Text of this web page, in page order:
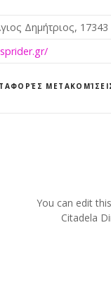
Δημήτριος, 17343
You can edit
Citadela